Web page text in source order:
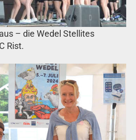
– die Wedel Stellites
Rist.